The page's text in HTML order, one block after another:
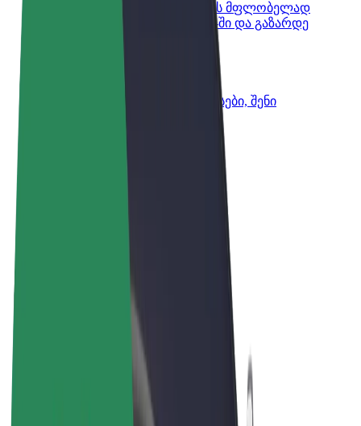
დარეგისტრირდი ავტოპარკის მფლობელად
დაამატე შენი ავტოპარკი Bolt-ში და გაზარდე
Bolt-ის პროდუქტები და სერვისები, შენი
მგზავრობები